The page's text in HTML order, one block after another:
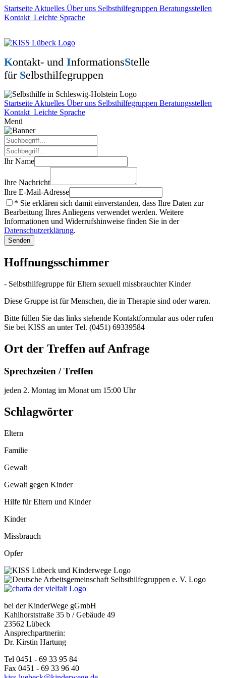
Startseite Aktuelles Über uns Selbsthilfegruppen Beratungsstellen
Kontakt Leichte Sprache
Kontakt- und InformationsStelle
für Selbsthilfegruppen
Startseite Aktuelles Über uns Selbsthilfegruppen Beratungsstellen
Kontakt Leichte Sprache
Menü
Ihr Name
Ihre Nachricht
Ihre E-Mail-Adresse
* Sie erklären sich damit einverstanden, dass Ihre Daten zur
Bearbeitung Ihres Anliegens verwendet werden. Weitere
Informationen und Widerrufshinweise finden Sie in der
Datenschutzerklärung.
Senden
Hoffnungsschimmer
- Selbsthilfegruppe für Eltern sexuell missbrauchter Kinder
Diese Gruppe ist für Menschen, die in Therapie sind oder waren.
Bitte füllen Sie das links stehende Kontaktformular aus oder rufen
Sie bei KISS an unter Tel. (0451) 69339584
Ort der Treffen auf Anfrage
Sprechzeiten / Treffen
jeden 2. Montag im Monat um 15:00 Uhr
Schlagwörter
Eltern
Familie
Gewalt
Gewalt gegen Kinder
Hilfe für Eltern und Kinder
Kinder
Missbrauch
Opfer
bei der KinderWege gGmbH
Kahlhorststraße 35 b / Gebäude 49
23562 Lübeck
Ansprechpartnerin:
Dr. Kirstin Hartung
Tel 0451 - 69 33 95 84
Fax 0451 - 69 33 96 40